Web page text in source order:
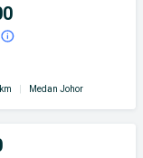
Medan Johor